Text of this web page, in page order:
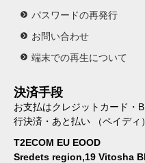
パスワードの再発行
お問い合わせ
端末での再生について
決済手段
お支払はクレジットカード・
行決済・あと払い （ペイディ
T2ECOM EU EOOD
Sredets region,19 Vitosha